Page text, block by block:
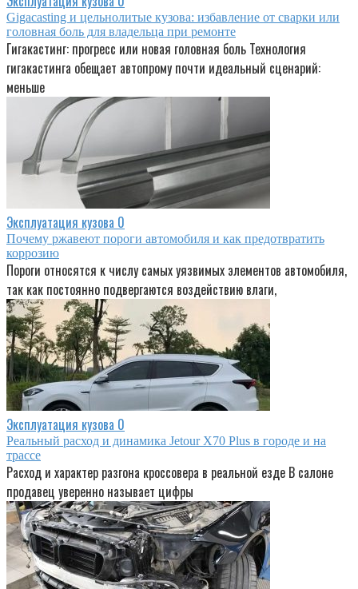
Gigacasting и цельнолитые кузова: избавление от сварки или
головная боль для владельца при ремонте
Гигакастинг: прогресс или новая головная боль Технология
гигакастинга обещает автопрому почти идеальный сценарий:
меньше
Эксплуатация кузова 0
Почему ржавеют пороги автомобиля и как предотвратить
коррозию
Пороги относятся к числу самых уязвимых элементов автомобиля,
так как постоянно подвергаются воздействию влаги,
Эксплуатация кузова 0
Реальный расход и динамика Jetour X70 Plus в городе и на
трассе
Расход и характер разгона кроссовера в реальной езде В салоне
продавец уверенно называет цифры